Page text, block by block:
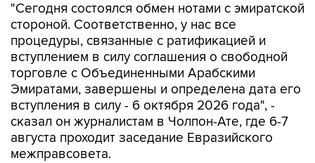
"Сегодня состоялся обмен нотами с эмиратской
стороной. Соответственно, у нас все
процедуры, связанные с ратификацией и
вступлением в силу соглашения о свободной
торговле с Объединенными Арабскими
Эмиратами, завершены и определена дата его
вступления в силу - 6 октября 2026 года", -
сказал он журналистам в Чолпон-Ате, где 6-7
августа проходит заседание Евразийского
межправсовета.